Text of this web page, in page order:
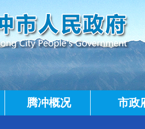
腾冲概况 市政